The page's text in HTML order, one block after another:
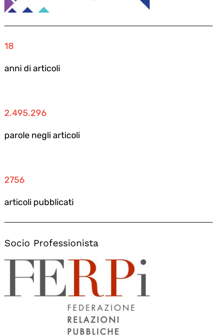
18
anni di articoli
2.495.296
parole negli articoli
2756
articoli pubblicati
Socio Professionista